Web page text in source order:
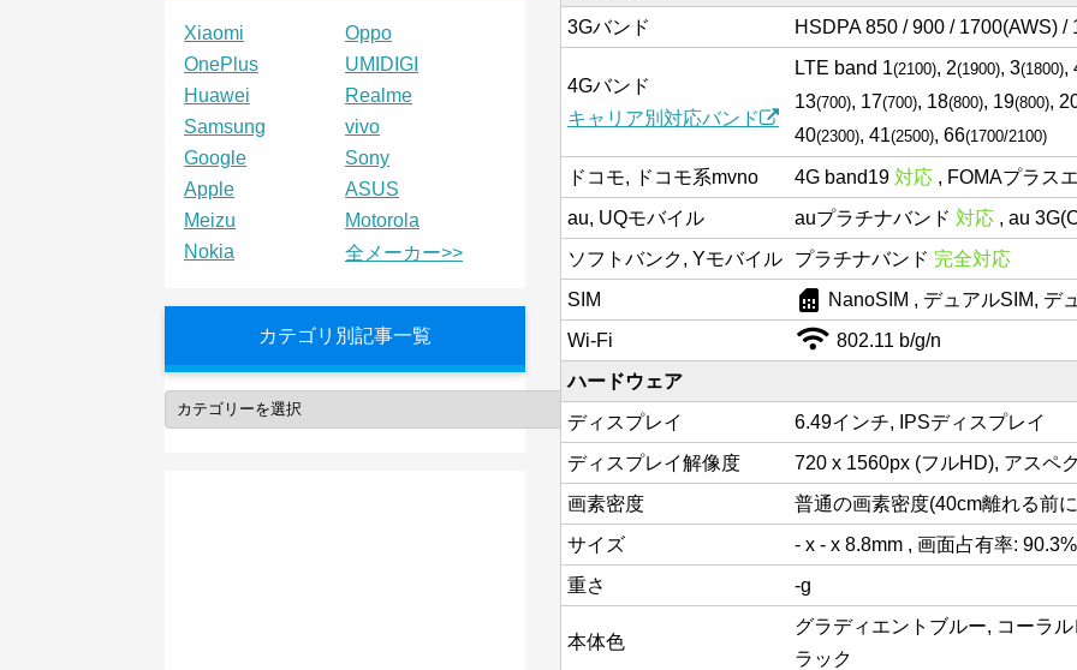
3Gバンド
HSDPA 850 / 900 / 1700(AWS) /
4Gバンド
キャリア別対応バンド
LTE band 1(2100), 2(1900), 3(1800),
13(700), 17(700), 18(800), 19(800),
40(2300), 41(2500), 66(1700/2100)
ドコモ, ドコモ系mvno 4G band19 対応 , FOMAプラス
au, UQモバイル
auプラチナバンド 対応 , au
ソフトバンク, Yモバイル
プラチナバンド 完全対応
SIM
sim_card NanoSIM , デュアルSIM, デ
Wi-Fi
802.11 b/g/n
ハードウェア
ディスプレイ
6.49インチ, IPSディスプレイ
ディスプレイ解像度
720 x 1560px (フルHD), アスペ
画素密度
普通の画素密度(40cm離れる前
サイズ
- x - x 8.8mm , 画面占有率: 90.3%
重さ
-g
本体色
グラディエントブルー, コーラ
ラック
Xiaomi
Oppo
OnePlus
UMIDIGI
Huawei
Realme
Samsung
vivo
Google
Sony
Apple
ASUS
Meizu
Motorola
Nokia
全メーカー>>
カテゴリ別記事一覧